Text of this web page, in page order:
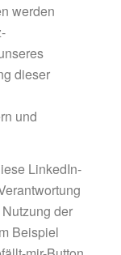
werden
dieser
und
LinkedIn-
der
Beispiel